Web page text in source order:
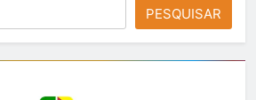
PESQUISAR